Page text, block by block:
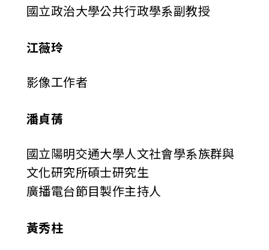
國立政治大學公共行政學系副教授
江薇玲
影像工作者
潘貞蒨
國立陽明交通大學人文社會學系族群與
文化研究所碩士研究生
廣播電台節目製作主持人
黃秀柱